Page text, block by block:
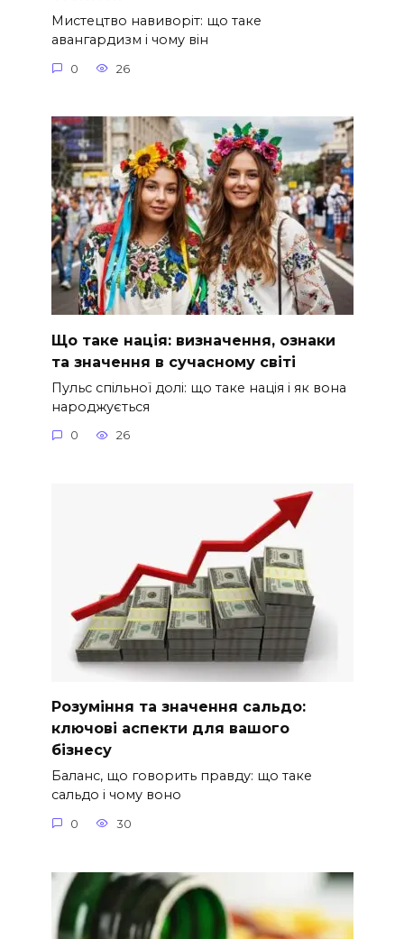
Мистецтво навиворіт: що таке
авангардизм і чому він
0 26
Що таке нація: визначення, ознаки
та значення в сучасному світі
Пульс спільної долі: що таке нація і як вона
народжується
0 26
Розуміння та значення сальдо:
ключові аспекти для вашого
бізнесу
Баланс, що говорить правду: що таке
сальдо і чому воно
0 30